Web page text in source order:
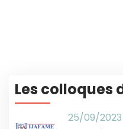
Les colloques
25/09/2023